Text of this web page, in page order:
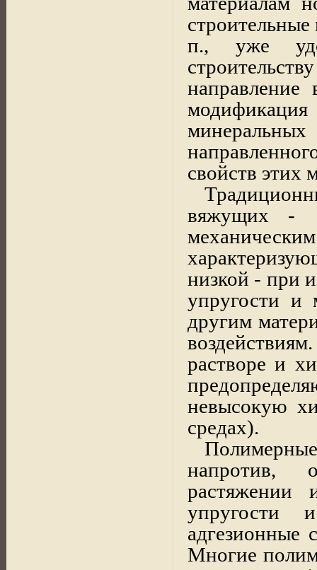
п., уже
направление
свойств этих
вяжущих -
низкой - при
упругости и
другим
растворе и
невысокую
средах).
напротив,
упругости
адгезионные
Многие